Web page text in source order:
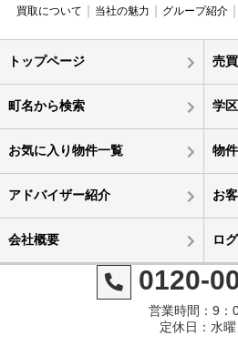
買取について
当社の魅力 グループ紹介
トップページ 売
町名から検索 学
お気に入り物件一覧 物
アドバイザー紹介 お
会社概要 ロ
0120-
営業時間：9：
定休日：水曜